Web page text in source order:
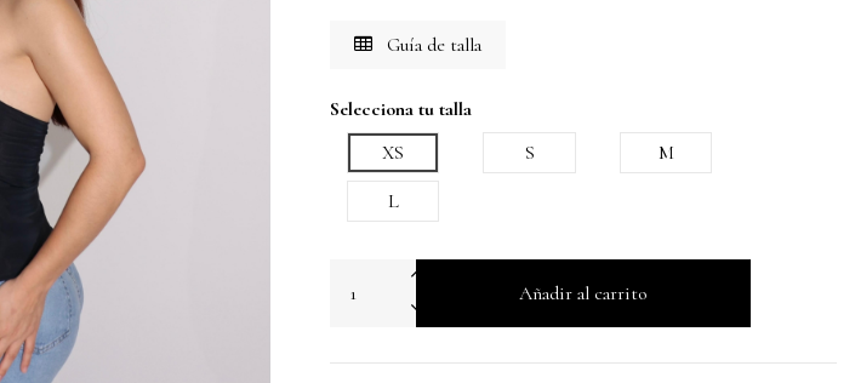
Guía de talla
Selecciona tu talla
XS
S
M
L
Añadir al carrito